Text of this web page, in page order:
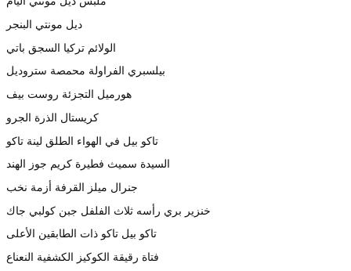
ديل مونتي البنجر
الولائم تركيا السجق باتي
بيلسبري الفراولة محمصة ستروديل
هورميل التجزئة روست بيف
كريستال الذرة الجرو
تاكو بيل في الهواء الطلق لينة تاكو
السيدة سميث فطيرة كريم جوز الهند
جنرال ميلز القرفة أزمة نخب
خنزير بري رأسه ثلاث الفلفل جبن كولبي جاك
تاكو بيل تاكو ذات الطابقين الأعلى
فتاة رقيقة الكوكيز الكشفية النعناع